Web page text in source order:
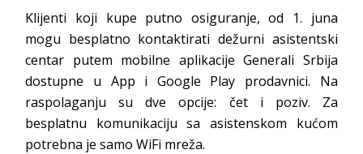
Klijenti koji kupe putno osiguranje, od 1. juna
mogu besplatno kontaktirati dežurni asistentski
centar putem mobilne aplikacije Generali Srbija
dostupne u App i Google Play prodavnici. Na
raspolaganju su dve opcije: čet i poziv. Za
besplatnu komunikaciju sa asistenskom kućom
potrebna je samo WiFi mreža.